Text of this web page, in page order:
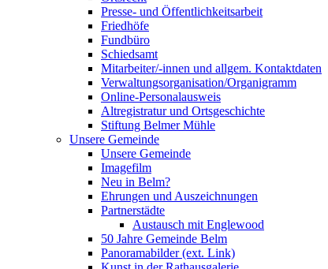
Presse- und Öffentlichkeitsarbeit
Friedhöfe
Fundbüro
Schiedsamt
Mitarbeiter/-innen und allgem. Kontaktdaten
Verwaltungsorganisation/Organigramm
Online-Personalausweis
Altregistratur und Ortsgeschichte
Stiftung Belmer Mühle
Unsere Gemeinde
Unsere Gemeinde
Imagefilm
Neu in Belm?
Ehrungen und Auszeichnungen
Partnerstädte
Austausch mit Englewood
50 Jahre Gemeinde Belm
Panoramabilder (ext. Link)